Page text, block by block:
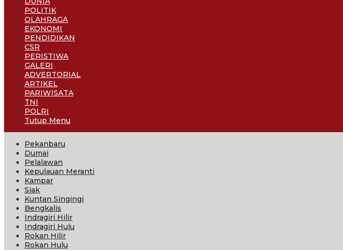
POLITIK
OLAHRAGA
EKONOMI
PENDIDIKAN
CSR
PERISTIWA
GALERI
ADVERTORIAL
ARTIKEL
PARIWISATA
TNI
POLRI
Tutup Menu
Pekanbaru
Dumai
Pelalawan
Kepulauan Meranti
Kampar
Siak
Kuntan Singingi
Bengkalis
Indragiri Hilir
Indragiri Hulu
Rokan Hilir
Rokan Hulu